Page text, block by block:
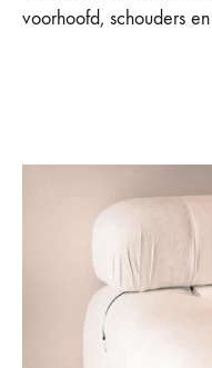
voorhoofd, schouders